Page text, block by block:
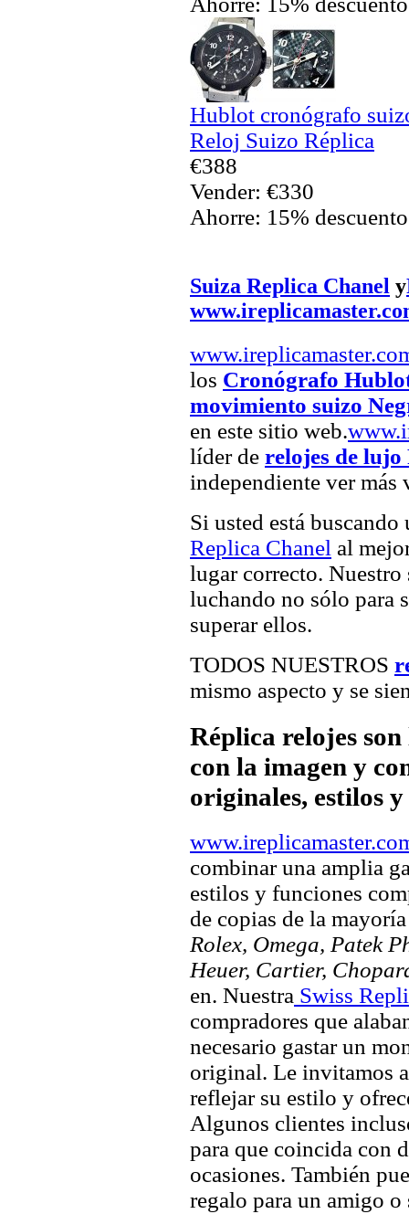
Hublot cronógrafo
Reloj Suizo Réplica
€388
Vender: €330
Ahorre: 15% descuento
Suiza Replica Chanel y
los Cronógrafo
movimiento suizo
en este sitio web.
líder de relojes de lujo
independiente ver más
Si usted está
Replica Chanel al
lugar correcto. Nuestro
luchando no sólo para
superar ellos.
TODOS NUESTROS
mismo aspecto y se
Réplica relojes
con la imagen y
originales, estilos
combinar una amplia
estilos y funciones
de copias de la
Rolex, Omega, Patek
Heuer, Cartier,
en. Nuestra Swiss
compradores que
necesario gastar un
original. Le invitamos
reflejar su estilo y
Algunos clientes
para que coincida con
ocasiones. También
regalo para un amigo o